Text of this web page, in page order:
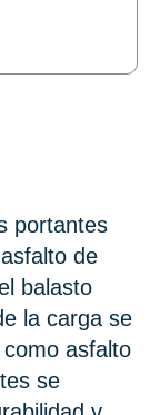
portantes
de
balasto
la carga se
asfalto
se